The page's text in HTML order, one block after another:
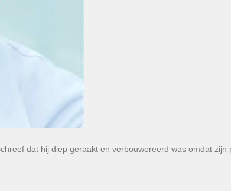
dat hij diep geraakt en verbouwereerd was omdat zijn